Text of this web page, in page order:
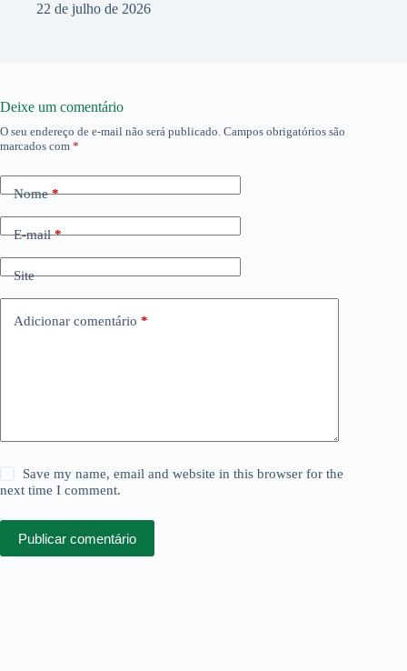
22 de julho de 2026
Deixe um comentário
O seu endereço de e-mail não será publicado. Campos obrigatórios são
marcados com *
Nome*
E-mail*
Site
Adicionar comentário *
Save my name, email and website in this browser for the
next time I comment.
Publicar comentário